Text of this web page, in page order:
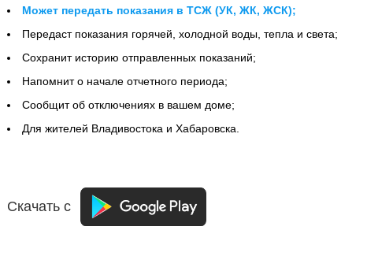
Может передать показания в ТСЖ (УК, ЖК, ЖСК);
Передаст показания горячей, холодной воды, тепла и света;
Сохранит историю отправленных показаний;
Напомнит о начале отчетного периода;
Сообщит об отключениях в вашем доме;
Для жителей Владивостока и Хабаровска.
Скачать с